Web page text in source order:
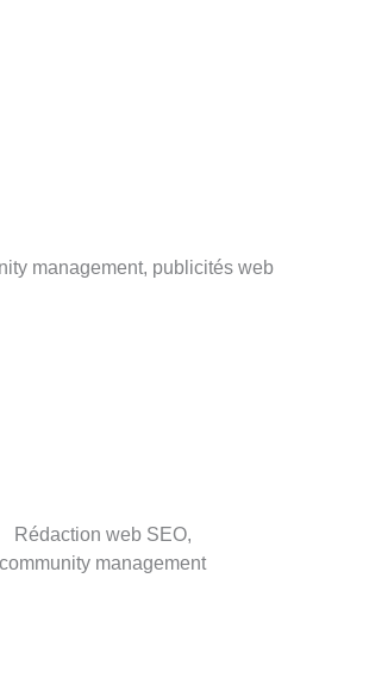
management, publicités web
Rédaction web SEO,
community management